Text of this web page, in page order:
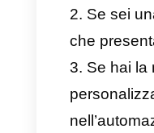
Può
scelta